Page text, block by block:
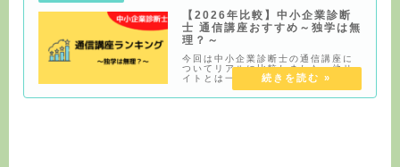
【2026年比較】中小企業診断
士 通信講座おすすめ～独学は無
理？～
今回は中小企業診断士の通信講座に
ついてリアルに比較しました。他サ
イトとは一味違う比較になっていま
す。また最後に独学についてのコラ
ムも書いてあるので、最後までご覧